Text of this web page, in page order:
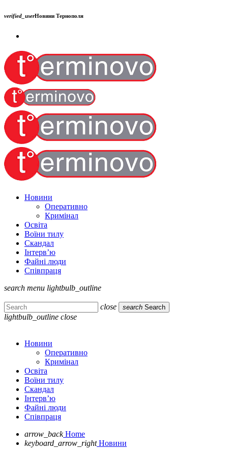
verified_userНовини Тернополя
Новини
Оперативно
Кримінал
Освіта
Воїни тилу
Скандал
Інтерв’ю
Файні люди
Співпраця
search menu lightbulb_outline
close search Search
lightbulb_outline close
Новини
Оперативно
Кримінал
Освіта
Воїни тилу
Скандал
Інтерв’ю
Файні люди
Співпраця
arrow_back Home
keyboard_arrow_right Новини